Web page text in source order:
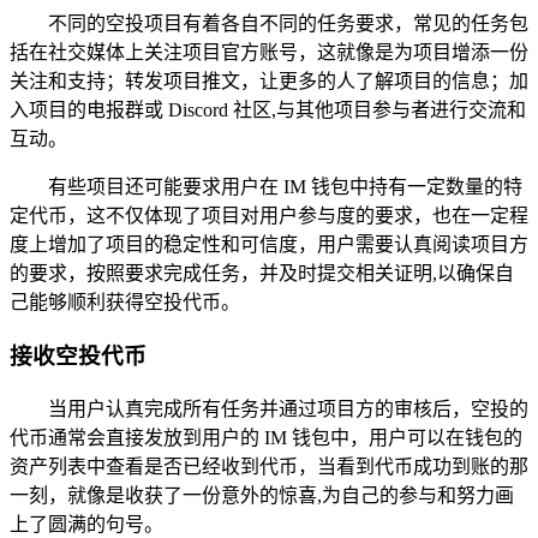
不同的空投项目有着各自不同的任务要求，常见的任务包
括在社交媒体上关注项目官方账号，这就像是为项目增添一份
关注和支持；转发项目推文，让更多的人了解项目的信息；加
入项目的电报群或 Discord 社区,与其他项目参与者进行交流和
互动。
有些项目还可能要求用户在 IM 钱包中持有一定数量的特
定代币，这不仅体现了项目对用户参与度的要求，也在一定程
度上增加了项目的稳定性和可信度，用户需要认真阅读项目方
的要求，按照要求完成任务，并及时提交相关证明,以确保自
己能够顺利获得空投代币。
接收空投代币
当用户认真完成所有任务并通过项目方的审核后，空投的
代币通常会直接发放到用户的 IM 钱包中，用户可以在钱包的
资产列表中查看是否已经收到代币，当看到代币成功到账的那
一刻，就像是收获了一份意外的惊喜,为自己的参与和努力画
上了圆满的句号。